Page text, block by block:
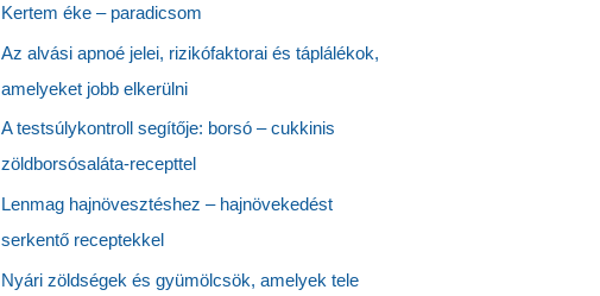
Kertem éke – paradicsom
Az alvási apnoé jelei, rizikófaktorai és táplálékok,
amelyeket jobb elkerülni
A testsúlykontroll segítője: borsó – cukkinis
zöldborsósaláta-recepttel
Lenmag hajnövesztéshez – hajnövekedést
serkentő receptekkel
Nyári zöldségek és gyümölcsök, amelyek tele